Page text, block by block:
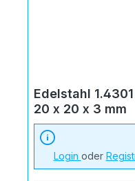
Edelstahl
20 x 20 x 3 mm
Login oder